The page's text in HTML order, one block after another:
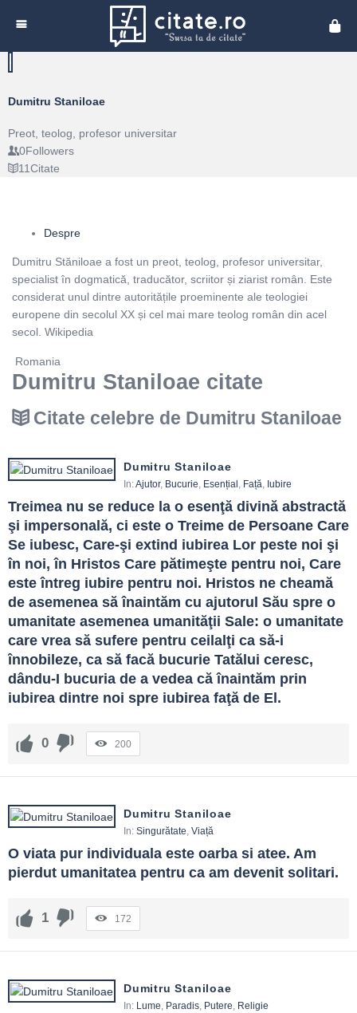
Dumitru Staniloae
Preot, teolog, profesor universitar
0Followers
11Citate
Despre
Dumitru Stăniloae a fost un preot, teolog, profesor universitar,
specialist în dogmatică, traducător, scriitor și ziarist român. Este
considerat unul dintre autoritățile proeminente ale teologiei
europene din secolul XX și cel mai mare teolog român din acel
secol. Wikipedia
Romania
Dumitru Staniloae citate
Citate celebre de Dumitru Staniloae
Dumitru Staniloae
In:Ajutor, Bucurie, Esențial , Față, Iubire
Treimea nu se reduce la o esenţă divină abstractă
şi impersonală, ci este o Treime de Persoane Care
Se iubesc, Care-şi extind iubirea Lor peste noi şi
în noi, în Hristos Care pătimeşte pentru noi, Care
este întreg iubire pentru noi. Hristos ne cheamă
de asemenea să înaintăm cu ajutorul Său spre o
umanitate asemenea umanităţii Sale: o umanitate
care vrea să sufere pentru ceilalţi ca să-i
înnobileze, ca să facă bucurie Tatălui ceresc,
dându-I bucuria de a vedea că înaintăm prin
iubirea dintre noi spre iubirea faţă de El.
0 200
Dumitru Staniloae
In: Singurătate, Viață
O viata pur individuala este oarba si atee. Am
pierdut umanitatea pentru ca am devenit solitari.
1 172
Dumitru Staniloae
In: Lume, Paradis, Putere, Religie